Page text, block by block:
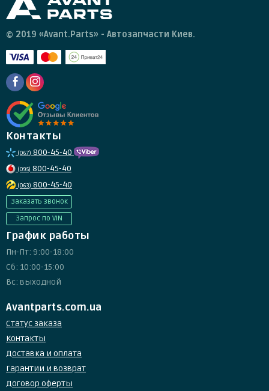
© 2019 «Avant.Parts» - Автозапчасти Киев.
Контакты
(067) 800-45-40
(095) 800-45-40
(063) 800-45-40
Заказать звонок
Запрос по VIN
График работы
Пн-Пт: 9:00-18:00
Сб: 10:00-15:00
Вс: выходной
Avantparts.com.ua
Статус заказа
Контакты
Доставка и оплата
Гарантии и возврат
Договор оферты